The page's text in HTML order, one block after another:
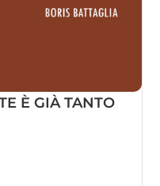
È GIÀ TANTO